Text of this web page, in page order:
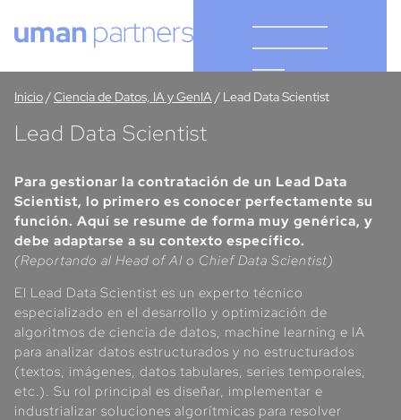
Inicio/Ciencia de Datos, IA y GenIA/ Lead Data Scientist
Lead Data Scientist
Para gestionar la contratación de un Lead Data
Scientist, lo primero es conocer perfectamente su
función. Aquí se resume de forma muy genérica, y
debe adaptarse a su contexto específico.
(Reportando al Head of AI o Chief Data Scientist)
El Lead Data Scientist es un experto técnico
especializado en el desarrollo y optimización de
algoritmos de ciencia de datos, machine learning e IA
para analizar datos estructurados y no estructurados
(textos, imágenes, datos tabulares, series temporales,
etc.). Su rol principal es diseñar, implementar e
industrializar soluciones algorítmicas para resolver